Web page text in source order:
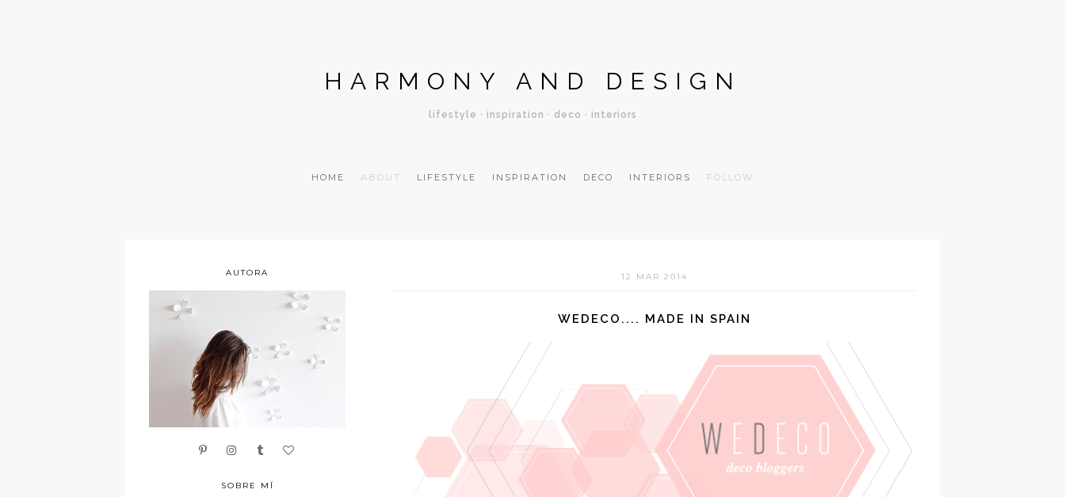
HARMONY AND DESIGN
lifestyle · inspiration · deco · interiors
HOME ABOUT LIFESTYLE INSPIRATION DECO INTERIORS FOLLOW
12 MAR 2014
WEDECO.... MADE IN SPAIN
AUTORA
SOBRE MÍ